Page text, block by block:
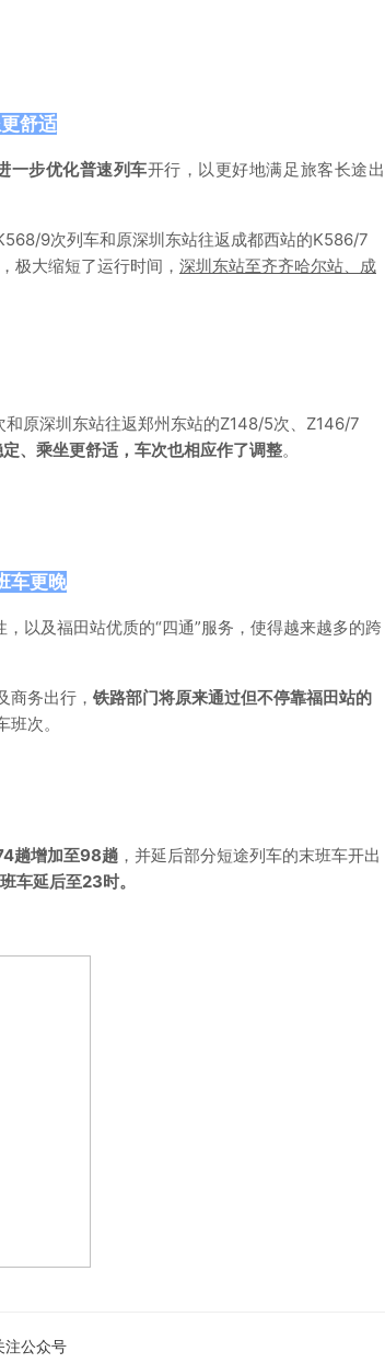
舒适
一步优化普速列车开行，以更好地满足旅客长途出
9次列车和原深圳东站往返成都西站的K586/7
极大缩短了运行时间， 深圳东站至齐齐哈尔站、成
原深圳东站往返郑州东站的Z148/5次、Z146/7
、乘坐更舒适，车次也相应作了调整。
车更晚
以及福田站优质的“四通”服务，使得越来越多的跨
商务出行， 铁路部门将原来通过但不停靠福田站的
次。
趟增加至98趟 ，并延后部分短途列车的末班车开出
车延后至23时。
注公众号